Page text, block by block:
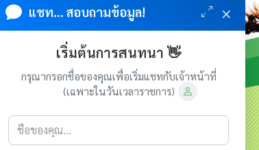
แชท... สอบถามข้อมูล! ×
เริ่มต้นการสนทนา 👋
กรุณากรอกชื่อของคุณเพื่อเริ่มแชทกับเจ้าหน้าที่
(เฉพาะในวันเวลาราชการ)
เกี่ยวกับเรา ติดต่อเรา